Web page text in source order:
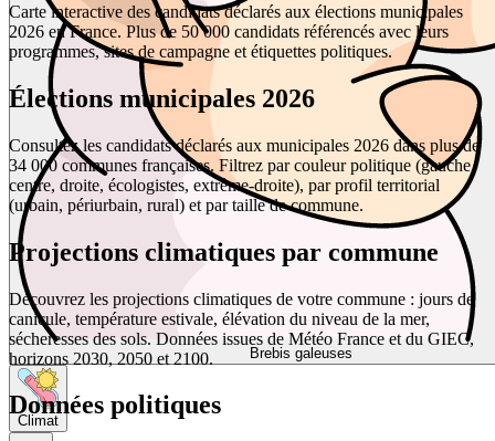
Brebis galeuses
Climat
Carte interactive des candidats déclarés aux élections municipales
2026 en France. Plus de 50 000 candidats référencés avec leurs
programmes, sites de campagne et étiquettes politiques.
Élections municipales 2026
Consultez les candidats déclarés aux municipales 2026 dans plus de
34 000 communes françaises. Filtrez par couleur politique (gauche,
centre, droite, écologistes, extrême-droite), par profil territorial
(urbain, périurbain, rural) et par taille de commune.
Projections climatiques par commune
Découvrez les projections climatiques de votre commune : jours de
canicule, température estivale, élévation du niveau de la mer,
sécheresses des sols. Données issues de Météo France et du GIEC,
horizons 2030, 2050 et 2100.
Données politiques